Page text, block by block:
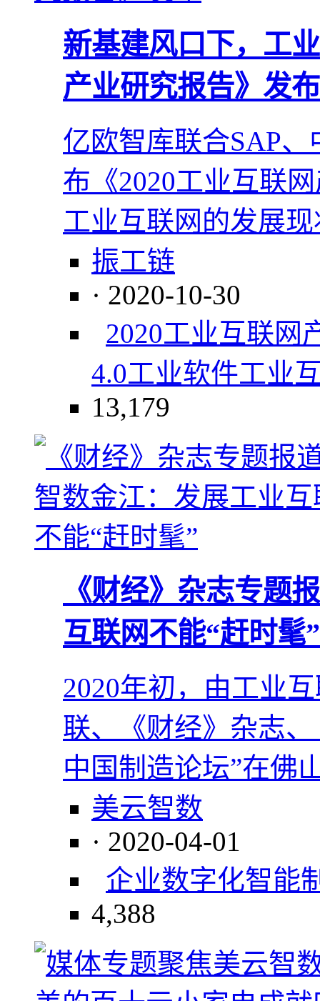
新基建风口下，工
产业研究报告》发布
亿欧智库联合SAP
布《2020工业互联
工业互联网的发展
振工链
· 2020-10-30
2020工业互联网
4.0工业软件工业
13,179
《财经》杂志专题
互联网不能“赶时髦”
2020年初，由工业
联、《财经》杂志
中国制造论坛”在佛
美云智数
· 2020-04-01
企业数字化智能
4,388